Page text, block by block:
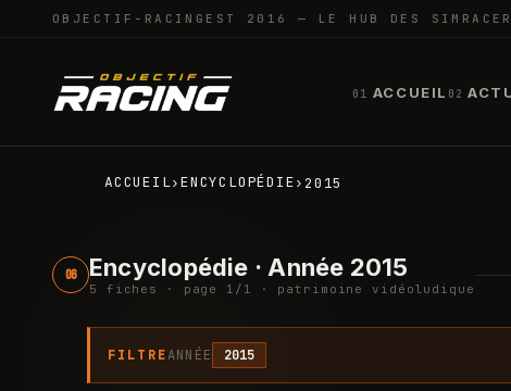
OBJECTIF-RACING EST 2016 — LE HUB DES
01 ACCUEIL 02
ACCUEIL›ENCYCLOPÉDIE› 2015
06 Encyclopédie · Année 2015
5 fiche s · page 1 / 1 · patrimoine vidéoludique
FILTREANNÉE 2015